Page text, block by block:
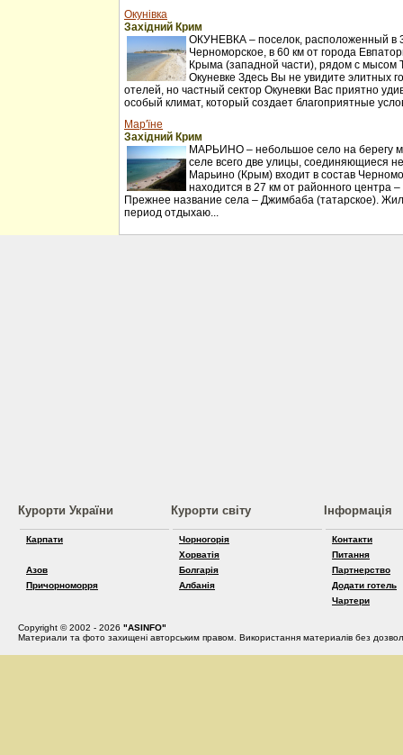
Окунівка
Західний Крим
ОКУНЕВКА – поселок, расположенный в
Черноморское, в 60 км от города
Крыма (западной части), рядом с мысом
Окуневке Здесь Вы не увидите элитных
отелей, но частный сектор Окуневки Вас приятно
особый климат, который создает благоприятные
Мар'їне
Західний Крим
МАРЬИНО – небольшое село на берегу
селе всего две улицы, соединяющиеся
Марьино (Крым) входит в состав
находится в 27 км от районного центра
Прежнее название села – Джимбаба (татарское).
период отдыхаю...
Курорти України
Карпати
Азов
Причорноморря
Курорти світу
Чорногорія
Хорватія
Болгарія
Албанія
Інформація
Контакти
Питання
Партнерство
Додати готель
Чартери
Copyright © 2002 - 2026 "ASINFO"
Материали та фото захищені авторським правом. Використання материалів без